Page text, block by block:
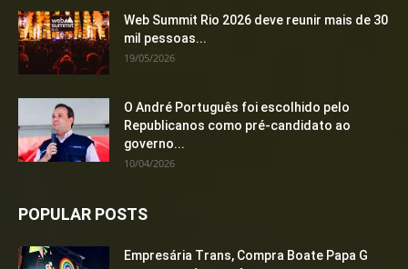
Web Summit Rio 2026 deve reunir mais de 30
mil pessoas...
19/05/2026
O André Português foi escolhido pelo
Republicanos como pré-candidato ao
governo...
10/04/2026
POPULAR POSTS
Empresária Trans, Compra Boate Papa G